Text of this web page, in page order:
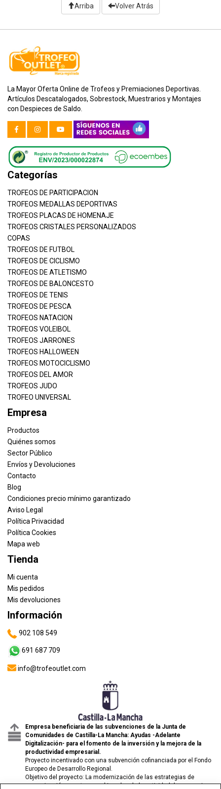
Arriba Volver Atrás
La Mayor Oferta Online de Trofeos y Premiaciones Deportivas.
Artículos Descatalogados, Sobrestock, Muestrarios y Montajes
con Despieces de Saldo.
Categorías
TROFEOS DE PARTICIPACION
TROFEOS MEDALLAS DEPORTIVAS
TROFEOS PLACAS DE HOMENAJE
TROFEOS CRISTALES PERSONALIZADOS
COPAS
TROFEOS DE FUTBOL
TROFEOS DE CICLISMO
TROFEOS DE ATLETISMO
TROFEOS DE BALONCESTO
TROFEOS DE TENIS
TROFEOS DE PESCA
TROFEOS NATACION
TROFEOS VOLEIBOL
TROFEOS JARRONES
TROFEOS HALLOWEEN
TROFEOS MOTOCICLISMO
TROFEOS DEL AMOR
TROFEOS JUDO
TROFEO UNIVERSAL
Empresa
Productos
Quiénes somos
Sector Público
Envíos y Devoluciones
Contacto
Blog
Condiciones precio mínimo garantizado
Aviso Legal
Política Privacidad
Política Cookies
Mapa web
Tienda
Mi cuenta
Mis pedidos
Mis devoluciones
Información
902 108 549
691 687 709
info@trofeoutlet.com
Empresa beneficiaria de las subvenciones de la Junta de
Comunidades de Castilla-La Mancha: Ayudas -Adelante
Digitalización- para el fomento de la inversión y la mejora de la
productividad empresarial.
Proyecto incentivado con una subvención cofinanciada por el Fondo
Europeo de Desarrollo Regional.
Objetivo del proyecto: La modernización de las estrategias de
comunicación y venta para el impulso de la actividad de comercio